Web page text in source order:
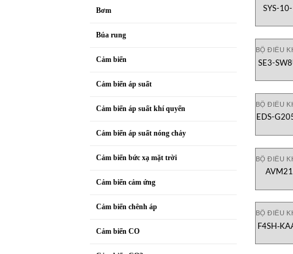
Bơm
Búa rung
Cảm biến
Cảm biến áp suất
Cảm biến áp suất khí quyển
Cảm biến áp suất nóng chảy
Cảm biến bức xạ mặt trời
Cảm biến cảm ứng
Cảm biến chênh áp
Cảm biến CO
SYS-
BỘ ĐIỀU
SE3-
BỘ ĐIỀU
EDS-
BỘ ĐIỀU
BỘ ĐIỀU